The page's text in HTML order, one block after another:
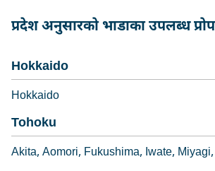
प्रदेश अनुसारको भाडाका उपलब्ध
Hokkaido
Hokkaido
Tohoku
Akita Aomori Fukushima Iwate Miyagi